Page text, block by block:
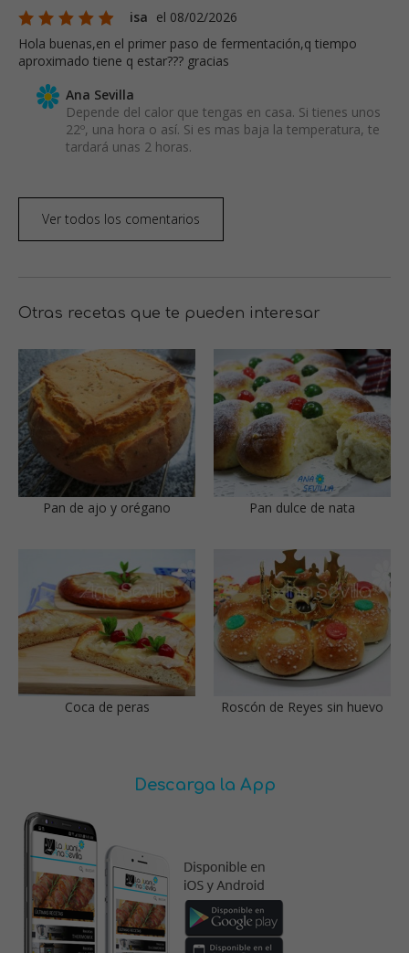
isa el 08/02/2026
Hola buenas,en el primer paso de fermentación,q tiempo
aproximado tiene q estar??? gracias
Ana Sevilla
Depende del calor que tengas en casa. Si tienes unos
22º, una hora o así. Si es mas baja la temperatura, te
tardará unas 2 horas.
Ver todos los comentarios
Otras recetas que te pueden interesar
Pan de ajo y orégano Pan dulce de nata
Coca de peras Roscón de Reyes sin huevo
Descarga la App